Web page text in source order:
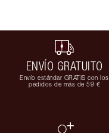
ENVÍO GRATUITO
Envío estándar GRATIS con los
pedidos de más de 59 €